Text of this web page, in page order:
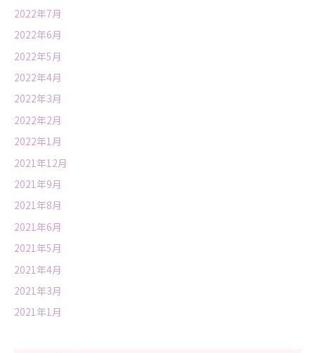
2022年7月
2022年6月
2022年5月
2022年4月
2022年3月
2022年2月
2022年1月
2021年12月
2021年9月
2021年8月
2021年6月
2021年5月
2021年4月
2021年3月
2021年1月